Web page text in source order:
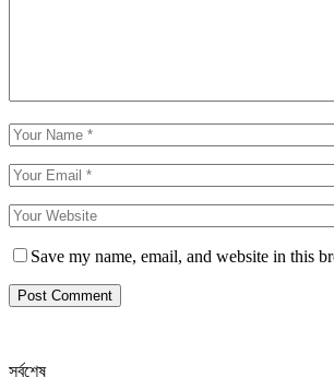
Save my name, email, and website in this
সর্বশেষ